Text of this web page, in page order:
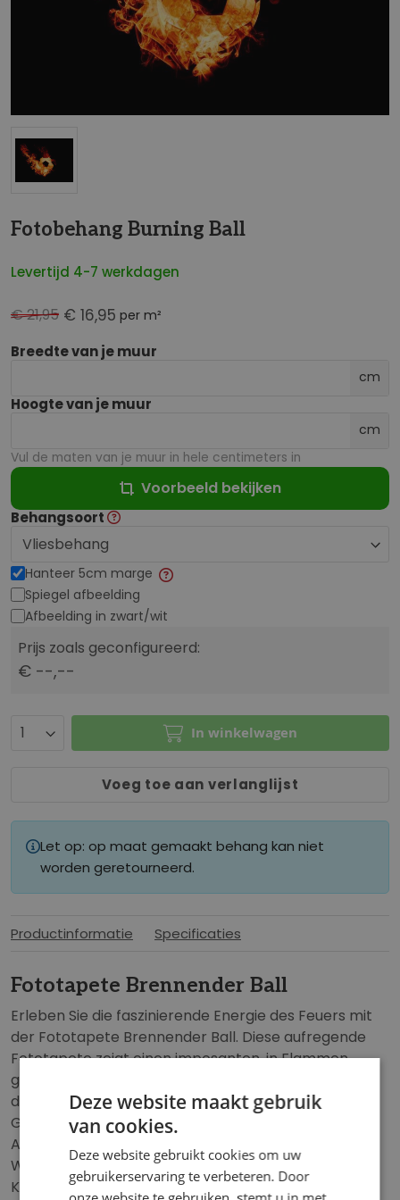
Fotobehang Burning Ball
Levertijd 4-7 werkdagen
€ 16,95 per m²
€ 21,95
Breedte van je muur
cm
Hoogte van je muur
cm
Vul de maten van je muur in hele centimeters in
Voorbeeld bekijken
Behangsoort
Hanteer 5cm marge
Spiegel afbeelding
Afbeelding in zwart/wit
Prijs zoals geconfigureerd:
€ --,--
In winkelwagen
Voeg toe aan verlanglijst
Let op: op maat gemaakt behang kan niet
worden geretourneerd.
Productinformatie Specificaties
Fototapete Brennender Ball
Erleben Sie die faszinierende Energie des Feuers mit
der Fototapete Brennender Ball. Diese aufregende
Fototapete zeigt einen imposanten, in Flammen
gehüllten Ball, der von intensiven, warmen Farben
durchzogen ist. Die kräftigen Rottöne, Orangen und
Gelbtöne vermitteln eine fesselnde und dynamische
Atmosphäre, die sowohl in einem modernen
Wohnzimmer als auch in einem Büro oder einer
Kunstgalerie zur Geltung kommt.
Deze website maakt gebruik
van cookies.
Deze website gebruikt cookies om uw
gebruikerservaring te verbeteren. Door